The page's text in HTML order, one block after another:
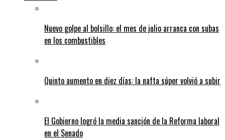
Nuevo golpe al bolsillo: el mes de julio arranca con subas
en los combustibles
Quinto aumento en diez días: la nafta súper volvió a subir
El Gobierno logró la media sanción de la Reforma laboral
en el Senado